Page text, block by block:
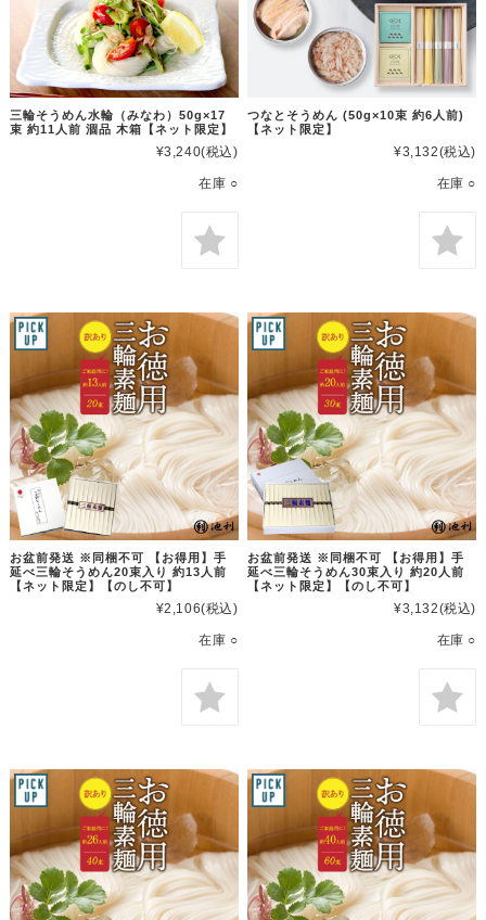
三輪そうめん水輪（みなわ）50g×17
束 約11人前 涸品 木箱【ネット限定】
¥3,240(税込)
在庫 ○
つなとそうめん (50g×10束 約6人前)
【ネット限定】
¥3,132(税込)
在庫 ○
お盆前発送 ※同梱不可 【お得用】手
延べ三輪そうめん20束入り 約13人前
【ネット限定】【のし不可】
¥2,106(税込)
在庫 ○
お盆前発送 ※同梱不可 【お得用】手
延べ三輪そうめん30束入り 約20人前
【ネット限定】【のし不可】
¥3,132(税込)
在庫 ○